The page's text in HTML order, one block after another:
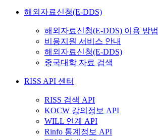
해외자료신청(E-DDS)
해외자료신청(E-DDS) 이용 방법
비용지원 서비스 안내
해외자료신청(E-DDS)
중국대학 자료 검색
RISS API 센터
RISS 검색 API
KOCW 강의정보 API
WILL 연계 API
Rinfo 통계정보 API